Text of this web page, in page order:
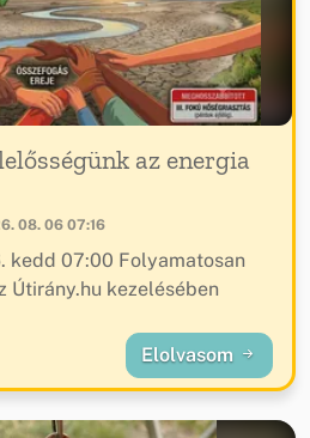
az energia
08. 06 07:16
kedd 07:00 Folyamatosan
Útirány.hu kezelésében
Elolvasom